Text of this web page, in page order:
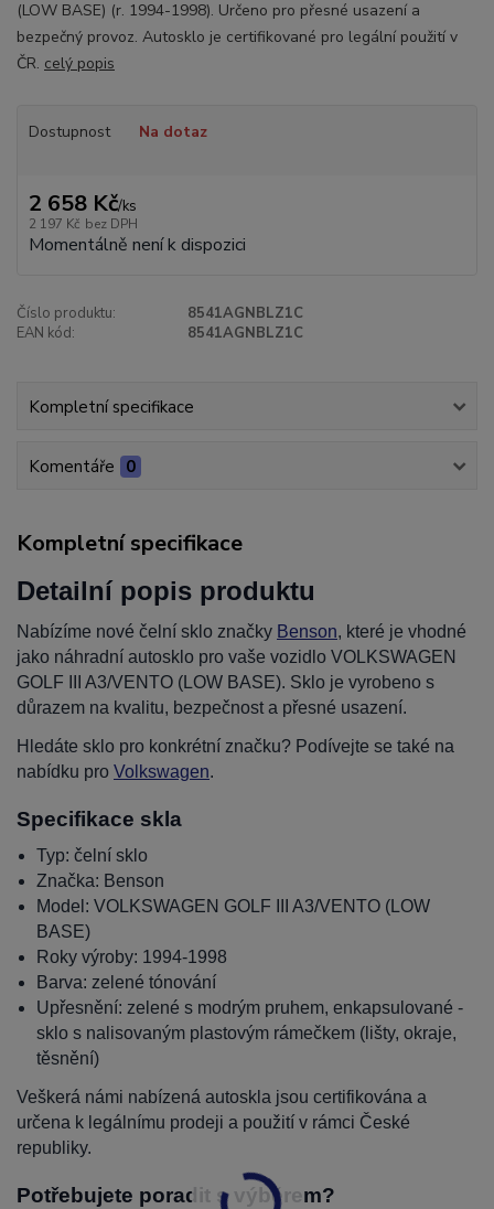
(LOW BASE) (r. 1994-1998). Určeno pro přesné usazení a
bezpečný provoz. Autosklo je certifikované pro legální použití v
ČR. celý popis
Dostupnost Na dotaz
2 658 Kč/ks
2 197 Kč bez DPH
Momentálně není k dispozici
Číslo produktu:
8541AGNBLZ1C
EAN kód:
8541AGNBLZ1C
Kompletní specifikace
Komentáře 0
Kompletní specifikace
Detailní popis produktu
Nabízíme nové čelní sklo značky Benson, které je vhodné
jako náhradní autosklo pro vaše vozidlo VOLKSWAGEN
GOLF III A3/VENTO (LOW BASE). Sklo je vyrobeno s
důrazem na kvalitu, bezpečnost a přesné usazení.
Hledáte sklo pro konkrétní značku? Podívejte se také na
nabídku pro Volkswagen.
Specifikace skla
Typ: čelní sklo
Značka: Benson
Model: VOLKSWAGEN GOLF III A3/VENTO (LOW
BASE)
Roky výroby: 1994-1998
Barva: zelené tónování
Upřesnění: zelené s modrým pruhem, enkapsulované -
sklo s nalisovaným plastovým rámečkem (lišty, okraje,
těsnění)
Veškerá námi nabízená autoskla jsou certifikována a
určena k legálnímu prodeji a použití v rámci České
republiky.
Potřebujete poradit s výběrem?